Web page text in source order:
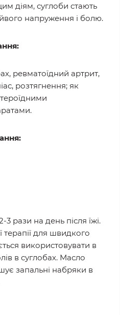
діям, суглоби стають
напруження і болю.
ревматоїдний артрит,
розтягнення; як
рази на день після їжі.
для швидкого
використовувати в
в суглобах. Масло
запальні набряки в